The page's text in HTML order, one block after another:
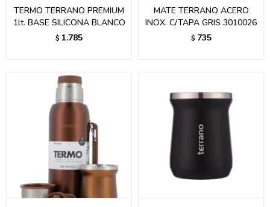
TERMO TERRANO PREMIUM
1lt. BASE SILICONA BLANCO
$ 1.785
MATE TERRANO ACERO
INOX. C/TAPA GRIS 3010026
$ 735